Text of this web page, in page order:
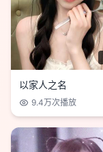
以家人之名
9.4万次播放